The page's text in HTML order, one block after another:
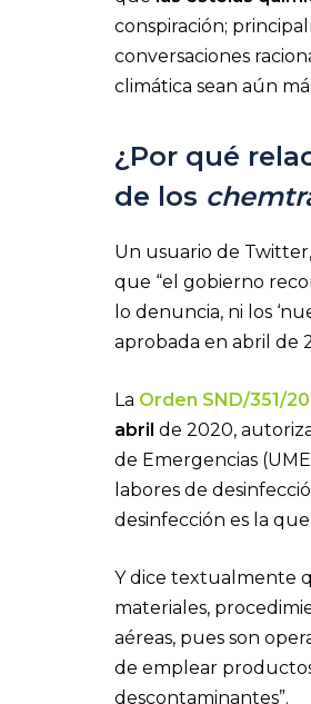
conspiración;
conversaciones
climática sean aún
¿Por qué
de los
Un usuario de
que “el gobierno
lo denuncia, ni los
aprobada en abril de
La Orden SND/351/
abril de 2020,
de Emergencias
labores de
desinfección es la
Y dice textualmente
materiales,
aéreas, pues son
de emplear
descontaminantes”.